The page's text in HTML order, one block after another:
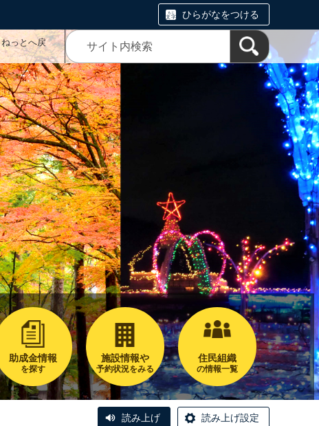
ひらがなをつける
っとへ戻
助成金情報
を探す
施設情報や
予約状況をみる
住民組織
の情報一覧
読み上げ 読み上げ設定